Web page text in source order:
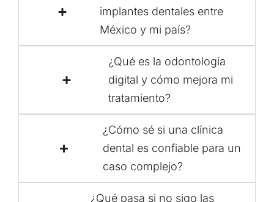
implantes dentales entre
México y mi país?
¿Qué es la odontología
digital y cómo mejora mi
tratamiento?
¿Cómo sé si una clínica
dental es confiable para un
caso complejo?
¿Qué pasa si no sigo las